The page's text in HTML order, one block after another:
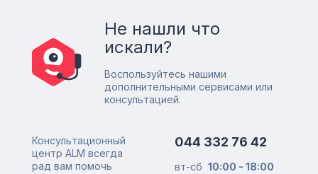
Не нашли что
искали?
Воспользуйтесь нашими
дополнительными сервисами или
консультацией.
Консультационный
центр ALM всегда
рад вам помочь
044 332 76 42
вт-сб 10:00 - 18:00